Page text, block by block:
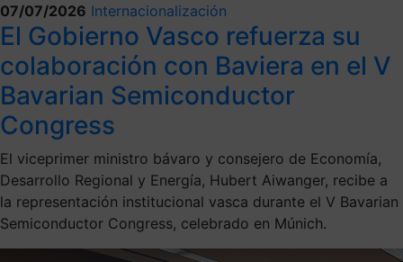
07/07/2026 Internacionalización
El Gobierno Vasco refuerza su
colaboración con Baviera en el V
Bavarian Semiconductor
Congress
El viceprimer ministro bávaro y consejero de Economía,
Desarrollo Regional y Energía, Hubert Aiwanger, recibe a
la representación institucional vasca durante el V Bavarian
Semiconductor Congress, celebrado en Múnich.